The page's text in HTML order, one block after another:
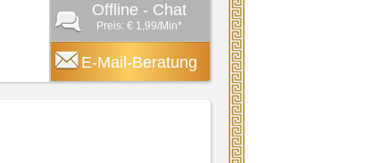
Offline - Chat
Preis: € 1,99/Min*
E-Mail-Beratung